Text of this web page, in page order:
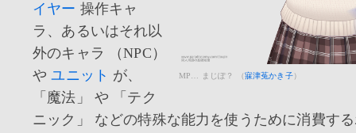
MP… まじぽ？ （寐津菟かき子）
イヤー 操作キャ
ラ、あるいはそれ以
外のキャラ （NPC）
やユニット が、
「魔法」 や 「テク
ニック」 などの特殊な能力を使うために消費す